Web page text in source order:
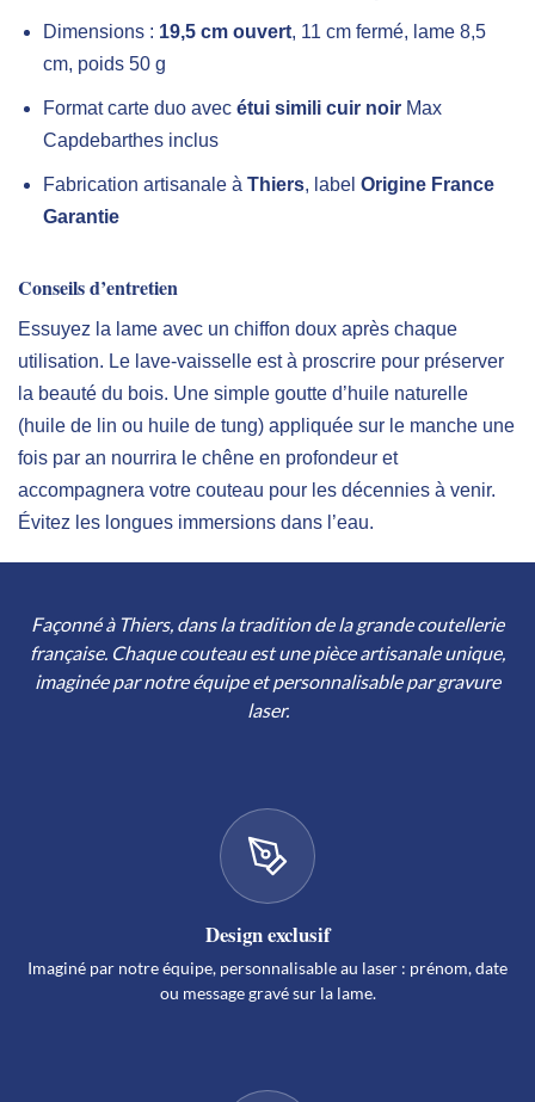
Dimensions : 19,5 cm ouvert, 11 cm fermé, lame 8,5
cm, poids 50 g
Format carte duo avec étui simili cuir noirMax
Capdebarthes inclus
Fabrication artisanale à Thiers, label Origine France
Garantie
Conseils d’entretien
Essuyez la lame avec un chiffon doux après chaque
utilisation. Le lave-vaisselle est à proscrire pour préserver
la beauté du bois. Une simple goutte d’huile naturelle
(huile de lin ou huile de tung) appliquée sur le manche une
fois par an nourrira le chêne en profondeur et
accompagnera votre couteau pour les décennies à venir.
Évitez les longues immersions dans l’eau.
Façonné à Thiers, dans la tradition de la grande coutellerie
française. Chaque couteau est une pièce artisanale unique,
imaginée par notre équipe et personnalisable par gravure
laser.
Design exclusif
Imaginé par notre équipe, personnalisable au laser : prénom, date
ou message gravé sur la lame.